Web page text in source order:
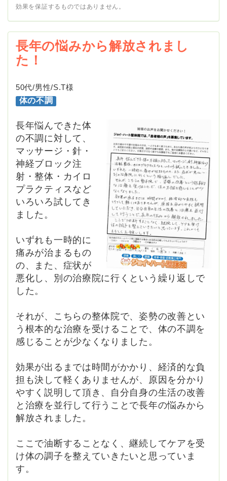
効果を保証するものではありません。
長年の悩みから解放されまし
た！
50代/男性/S.T様
体の不調
長年悩んできた体
の不調に対して、
マッサージ・針・
神経ブロック注
射・整体・カイロ
プラクティスなど
いろいろ試してき
ました。
いずれも一時的に
痛みが治まるもの
の、また、症状が
悪化し、別の治療院に行くという繰り返しで
した。
それが、こちらの整体院で、姿勢の改善とい
う根本的な治療を受けることで、体の不調を
感じることが少なくなりました。
効果が出るまでは時間がかかり、経済的な負
担も決して軽くありませんが、原因を分かり
やすく説明して頂き、自分自身の生活の改善
と治療を並行して行うことで長年の悩みから
解放されました。
ここで油断することなく、継続してケアを受
け体の調子を整えていきたいと思っていま
す。